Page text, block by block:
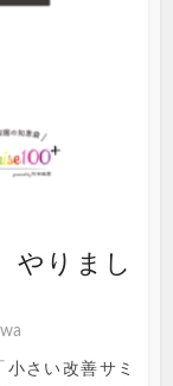
やりまし
さい改善サミ